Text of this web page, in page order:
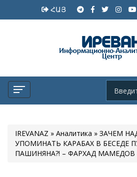
ՀԱՅ
IREVANAZ » Аналитика » ЗАЧЕМ
УПОМИНАТЬ КАРАБАХ В БЕСЕДЕ
ПАШИНЯНА?! – ФАРХАД МАМЕДОВ